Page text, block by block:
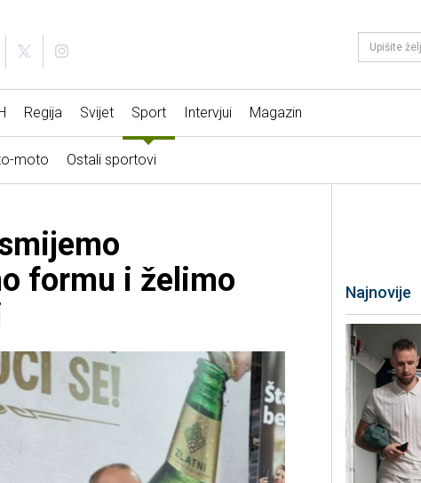
Regija Svijet Sport Intervjui Magazin
moto Ostali sportovi
formu i želimo
Najnovije